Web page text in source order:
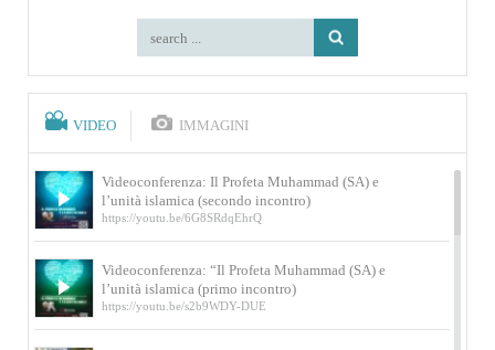
VIDEO IMMAGINI
Videoconferenza: Il Profeta Muhammad (SA) e
l’unità islamica (secondo incontro)
https://youtu.be/6G8SRdqEhrQ
Videoconferenza: “Il Profeta Muhammad (SA) e
l’unità islamica (primo incontro)
https://youtu.be/s2b9WDY-DUE